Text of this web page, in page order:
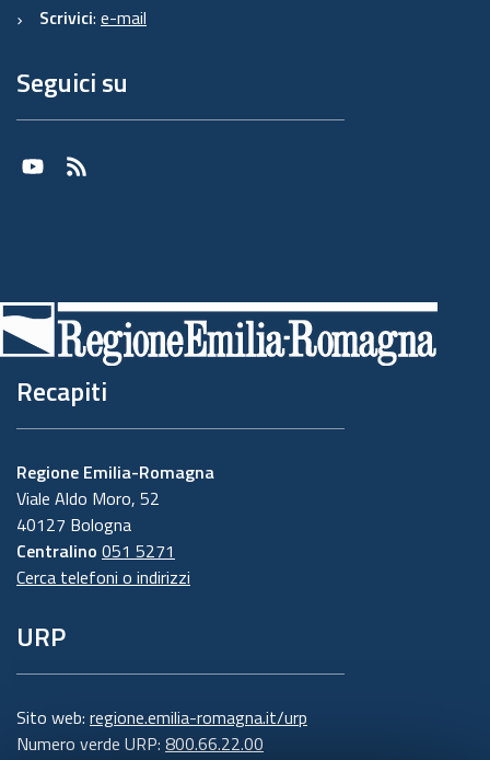
Scrivici: e-mail
Seguici su
Youtube
RSS
Recapiti
Regione Emilia-Romagna
Viale Aldo Moro, 52
40127 Bologna
Centralino 051 5271
Cerca telefoni o indirizzi
URP
Sito web: regione.emilia-romagna.it/urp
Numero verde URP: 800.66.22.00